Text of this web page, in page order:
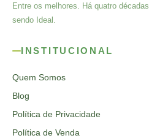
Entre os melhores. Há quatro décadas,
sendo Ideal.
INSTITUCIONAL
Quem Somos
Blog
Política de Privacidade
Política de Venda